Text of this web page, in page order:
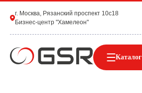
г. Москва, Рязанский проспект 10с18
Бизнес-центр "Хамелеон"
Каталог